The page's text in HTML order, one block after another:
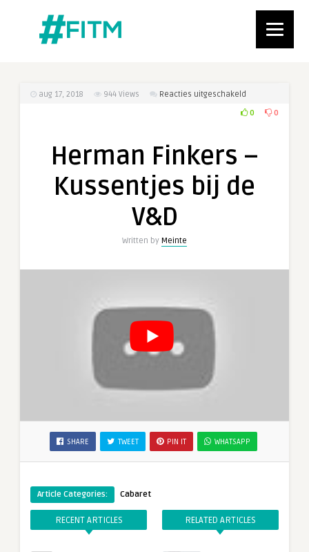
aug 17, 2018 944 Views Reacties uitgeschakeld
Herman
Kussentjes
de
0 0
Herman Finkers –
Kussentjes bij de
V&D
Written by Meinte
SHARE TWEET PIN IT WHATSAPP
Article Categories: Cabaret
RECENT ARTICLES RELATED ARTICLES